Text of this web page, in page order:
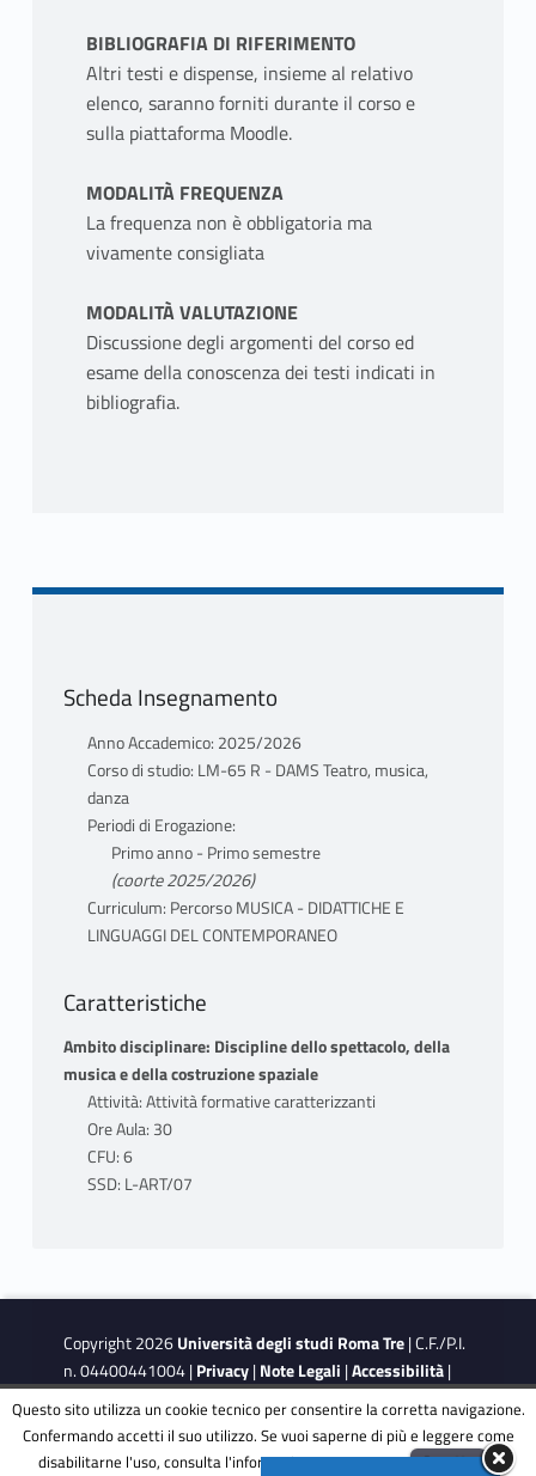
BIBLIOGRAFIA DI RIFERIMENTO
Altri testi e dispense, insieme al relativo
elenco, saranno forniti durante il corso e
sulla piattaforma Moodle.
MODALITÀ FREQUENZA
La frequenza non è obbligatoria ma
vivamente consigliata
MODALITÀ VALUTAZIONE
Discussione degli argomenti del corso ed
esame della conoscenza dei testi indicati in
bibliografia.
Scheda Insegnamento
Anno Accademico: 2025/2026
Corso di studio: LM-65 R - DAMS Teatro, musica,
danza
Periodi di Erogazione:
Primo anno - Primo semestre
(coorte 2025/2026)
Curriculum: Percorso MUSICA - DIDATTICHE E
LINGUAGGI DEL CONTEMPORANEO
Caratteristiche
Ambito disciplinare: Discipline dello spettacolo, della
musica e della costruzione spaziale
Attività: Attività formative caratterizzanti
Ore Aula: 30
CFU: 6
SSD: L-ART/07
Copyright 2026Università degli studi Roma Tre| C.F./P.I.
n. 04400441004 |Privacy|Note Legali |Accessibilità|
Obiettivi di accessibilità
| Dichiarazione di accessibilità
This site is protected by reCAPTCHA and the GooglePrivacy
Questo sito utilizza un cookie tecnico per consentire la corretta navigazione.
Confermando accetti il suo utilizzo. Se vuoi saperne di più e leggere come
disabilitarne l'uso, consulta l'informativa estesa.ENG Accetta